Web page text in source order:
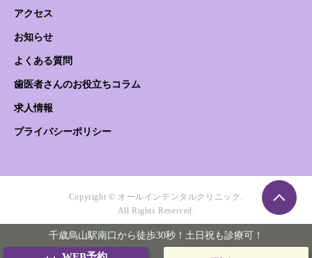
千歳烏山駅南口から徒歩30秒！土日祝も診療可！
アクセス
お知らせ
よくある質問
歯医者さんのお役立ちコラム
求人情報
プライバシーポリシー
Copyright © オールインデンタルクリニック.
All Rights Reserved.